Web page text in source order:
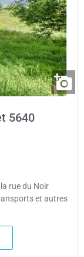
5640
rue du Noir
et autres